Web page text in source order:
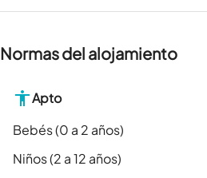
Normas del alojamiento
Apto
Bebés (0 a 2 años)
Niños (2 a 12 años)